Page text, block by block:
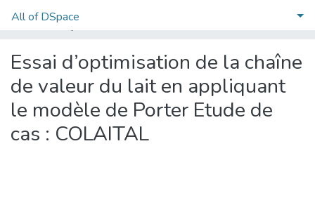
All of DSpace
Essai d’optimisation de la chaîne
de valeur du lait en appliquant
le modèle de Porter Etude de
cas : COLAITAL